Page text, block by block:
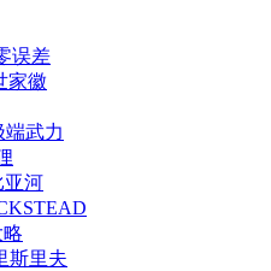
误差
家徽
端武力
亚河
斯里夫